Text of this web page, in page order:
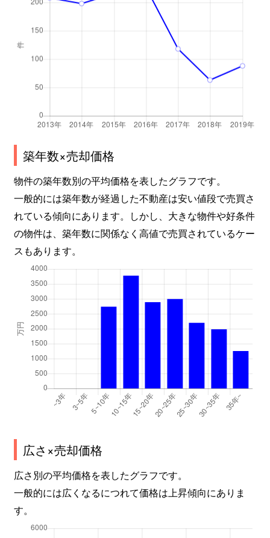
築年数×売却価格
物件の築年数別の平均価格を表したグラフです。
一般的には築年数が経過した不動産は安い値段で売買さ
れている傾向にあります。しかし、大きな物件や好条件
の物件は、築年数に関係なく高値で売買されているケー
スもあります。
広さ×売却価格
広さ別の平均価格を表したグラフです。
一般的には広くなるにつれて価格は上昇傾向にありま
す。